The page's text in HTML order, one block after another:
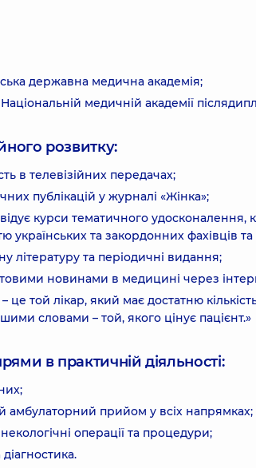
державна медична академія;
медичній академії
розвитку:
в телевізійних передачах;
публікацій у журналі «Жінка»;
курси тематичного удосконалення,
українських та закордонних фахівців
літературу та періодичні видання;
новинами в медицині через
це той лікар, який має достатню
словами – той, якого цінує пацієнт.»
в практичній діяльності:
амбулаторний прийом у всіх напрямках;
операції та процедури;